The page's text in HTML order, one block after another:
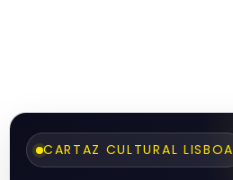
CARTAZ CULTURAL LISBOA